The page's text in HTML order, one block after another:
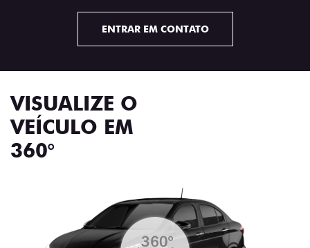
ENTRAR EM CONTATO
VISUALIZE O
VEÍCULO EM
360°